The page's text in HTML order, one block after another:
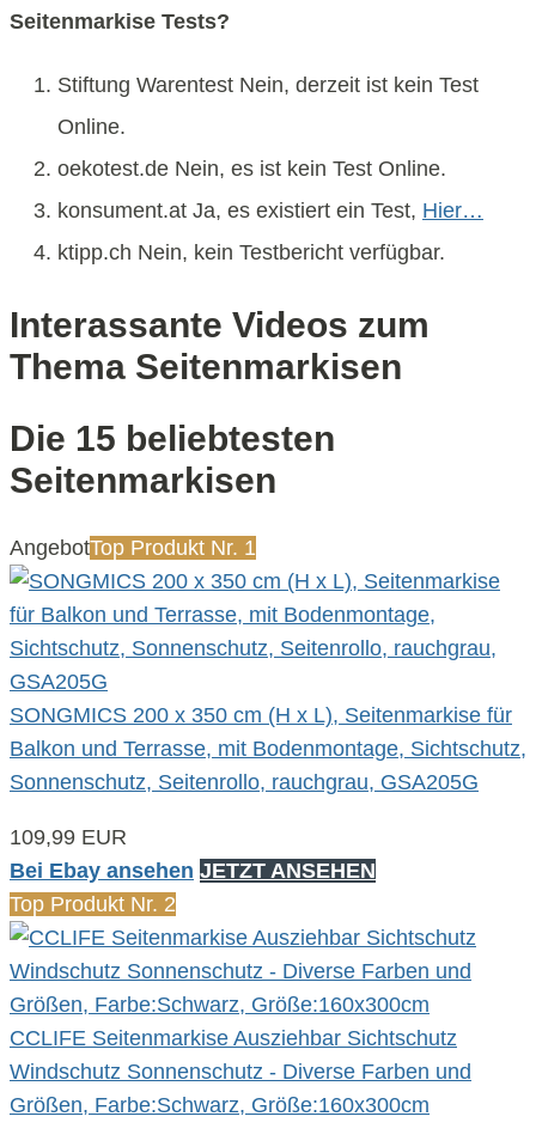
Seitenmarkise Tests?
Stiftung Warentest Nein, derzeit ist kein Test
Online.
oekotest.de Nein, es ist kein Test Online.
konsument.at Ja, es existiert ein Test, Hier…
ktipp.ch Nein, kein Testbericht verfügbar.
Interassante Videos zum
Thema Seitenmarkisen
Die 15 beliebtesten
Seitenmarkisen
AngebotTop Produkt Nr. 1
SONGMICS 200 x 350 cm (H x L), Seitenmarkise für
Balkon und Terrasse, mit Bodenmontage, Sichtschutz,
Sonnenschutz, Seitenrollo, rauchgrau, GSA205G
109,99 EUR
Bei Ebay ansehen JETZT ANSEHEN
Top Produkt Nr. 2
CCLIFE Seitenmarkise Ausziehbar Sichtschutz
Windschutz Sonnenschutz - Diverse Farben und
Größen, Farbe:Schwarz, Größe:160x300cm